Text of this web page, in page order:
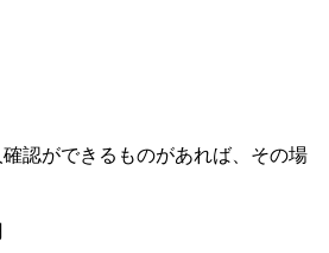
認ができるものがあれば、その場